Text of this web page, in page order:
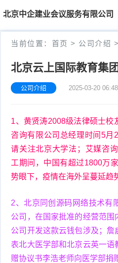
北京中企建业会议服务有限公司
首
页
首
当前位置： 首页 > 公司介绍 >
北京云上国际教育集
公司介绍 2025-03-20
1、黄贤涛2008级法律硕士校
咨询有限公司总经理时间5月
请关注北京大学法；艾媒咨
工期间，中国有超过1800万
势眼下，疫情在海外呈蔓延趋
2、北京同创源码网络技术有
公司，在国家批准的经营范
公司开发这款云钱包涉及；
表北大医学部和北京云英一语
赠协议书李浩老师向医学部捐